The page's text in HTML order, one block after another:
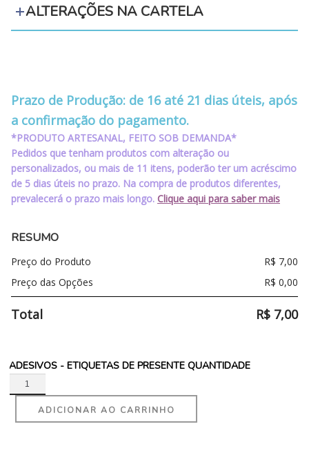
ALTERAÇÕES NA CARTELA
Prazo de Produção: de 16 até 21 dias úteis, após
a confirmação do pagamento.
*PRODUTO ARTESANAL, FEITO SOB DEMANDA*
Pedidos que tenham produtos com alteração ou
personalizados, ou mais de 11 itens, poderão ter um acréscimo
de 5 dias úteis no prazo. Na compra de produtos diferentes,
prevalecerá o prazo mais longo. Clique aqui para saber mais
RESUMO
Preço do Produto R$ 7,00
Preço das Opções
R$ 0,00
Total R$ 7,00
ADESIVOS - ETIQUETAS DE PRESENTE QUANTIDADE
ADICIONAR AO CARRINHO